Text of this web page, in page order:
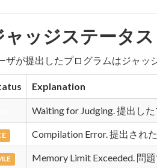
ャッジステータス
ザが提出したプログラムはジャッ
Explanation
Waiting for Judging. 提出し
Compilation Error. 提出され
Memory Limit Exceeded. 問